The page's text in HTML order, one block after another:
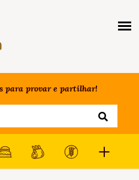
para provar e partilhar!